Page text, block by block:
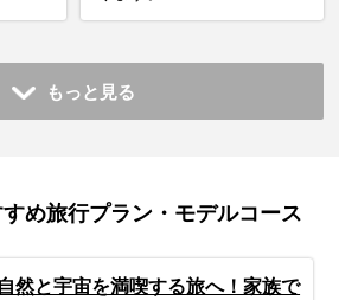
もっと見る
め旅行プラン・モデルコース
然と宇宙を満喫する旅へ！家族で